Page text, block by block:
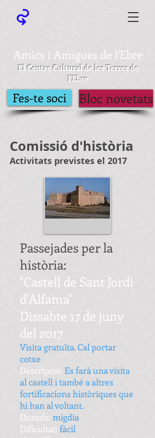
Amics i Amigues de l'Ebre
El Centre Cultural de les Terres de
l'Ebre
Fes-te soci Bloc novetats
Comissió d'història
Activitats previstes el 2017
Passejades per la
història:
"Castell de Sant Jordi
d'Alfama"
Dissabte 17 de juny
del 2017
Visita gratuïta. Cal portar
cotxe
Descripció: Es farà una visita
al castell i també a altres
fortificacions històriques que
hi han al voltant.
Durada: migdia
Dificultat: fàcil